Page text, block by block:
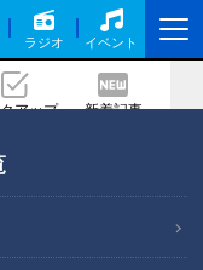
ラジオ イベント
アップ 新着記事
院高校』卓